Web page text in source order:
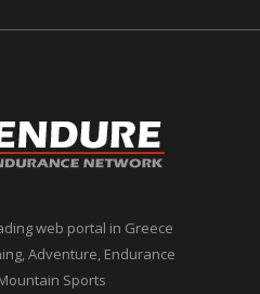
web portal in Greece
Adventure, Endurance
Sports